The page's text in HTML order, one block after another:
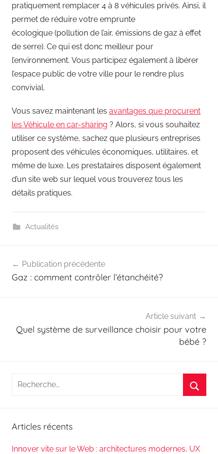
pratiquement remplacer 4 à 8 véhicules privés. Ainsi, il
permet de réduire votre emprunte
écologique (pollution de l’air, émissions de gaz à effet
de serre). Ce qui est donc meilleur pour
l’environnement. Vous participez également à libérer
l’espace public de votre ville pour le rendre plus
convivial.
Vous savez maintenant les avantages que procurent
les Véhicule en car-sharing ? Alors, si vous souhaitez
utiliser ce système, sachez que plusieurs entreprises
proposent des véhicules économiques, utilitaires, et
même de luxe. Les prestataires disposent également
d’un site web sur lequel vous trouverez tous les
détails pratiques.
Actualités
de
Publication précédente
Gaz : comment contrôler l’étanchéité?
Article suivant
Quel système de surveillance choisir pour votre
bébé ?
Recherche
Articles récents
Innover vite sur le Web : architectures modernes, UX